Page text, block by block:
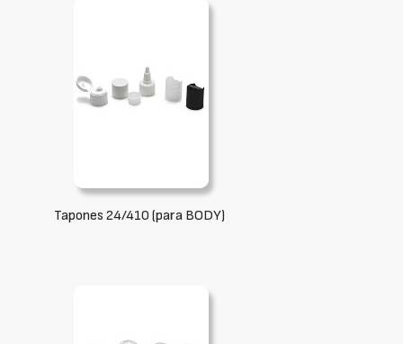
Tapones 24/410 (para BODY)